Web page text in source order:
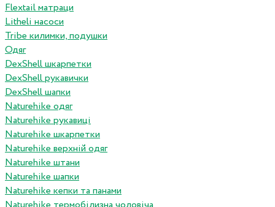
Flextail матраци
Litheli насоси
Tribe килимки, подушки
Одяг
DexShell шкарпетки
DexShell рукавички
DexShell шапки
Naturehike одяг
Naturehike рукавиці
Naturehike шкарпетки
Naturehike верхній одяг
Naturehike штани
Naturehike шапки
Naturehike кепки та панами